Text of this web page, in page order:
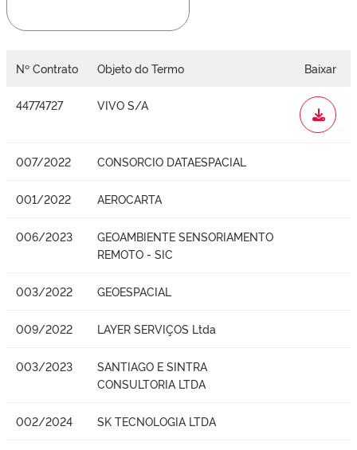
Nº Contrato Objeto do Termo Baixar
44774727 VIVO S/A
WORD
007/2022 CONSORCIO DATAESPACIAL
001/2022 AEROCARTA
006/2023
GEOAMBIENTE SENSORIAMENTO
REMOTO - SIC
003/2022 GEOESPACIAL
009/2022 LAYER SERVIÇOS Ltda
003/2023
SANTIAGO E SINTRA
CONSULTORIA LTDA
002/2024 SK TECNOLOGIA LTDA